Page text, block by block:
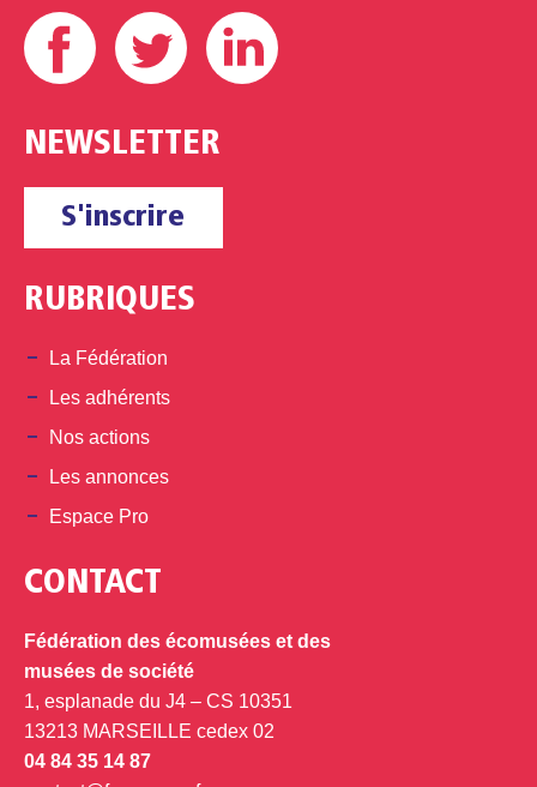
Facebook Twitter
NEWSLETTER
S'inscrire
RUBRIQUES
La Fédération
Les adhérents
Nos actions
Les annonces
Espace Pro
CONTACT
Fédération des écomusées et des
musées de société
1, esplanade du J4 – CS 10351
13213 MARSEILLE cedex 02
04 84 35 14 87